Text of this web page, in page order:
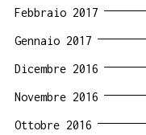
Febbraio 2017
Gennaio 2017
Dicembre 2016
Novembre 2016
Ottobre 2016